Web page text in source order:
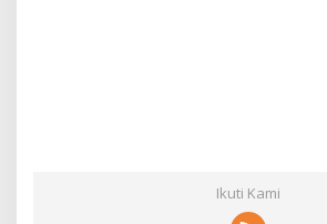
Ikuti Kami